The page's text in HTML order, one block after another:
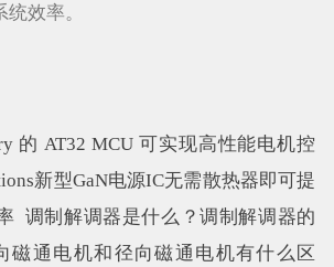
效率。
的 AT32 MCU 可实现高性能电机控
新型GaN电源IC无需散热器即可提
调制解调器是什么？调制解调器的
磁通电机和径向磁通电机有什么区